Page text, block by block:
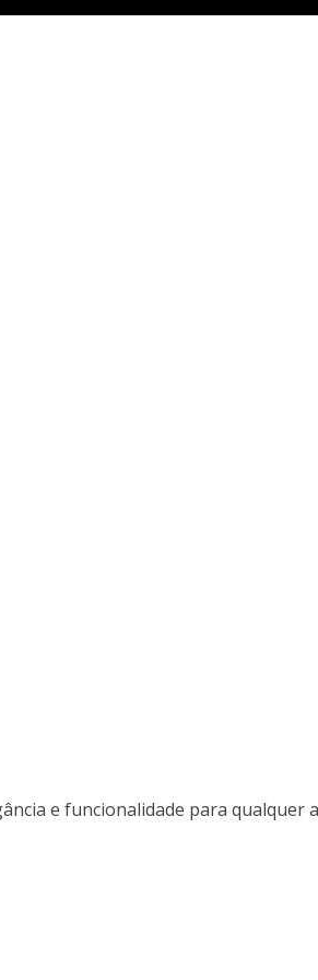
e funcionalidade para qualquer